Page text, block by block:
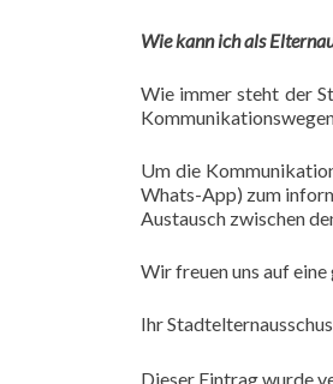
Wie kann ich als
Wie immer steht der
Um die
Whats-App) zum
Austausch zwischen
Wir freuen uns auf
Ihr
Dieser Eintrag wurde